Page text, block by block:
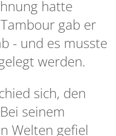
hatte
gab er
- und es musste
werden.
sich, den
seinem
Welten gefiel